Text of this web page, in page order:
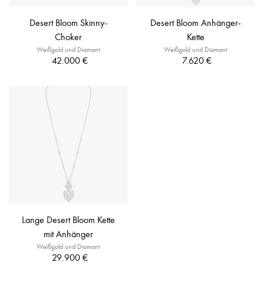
Desert Bloom Skinny-
Choker
Weißgold und Diamant
42.000 €
Desert Bloom Anhänger-
Kette
Weißgold und Diamant
7.620 €
Lange Desert Bloom Kette
mit Anhänger
Weißgold und Diamant
29.900 €